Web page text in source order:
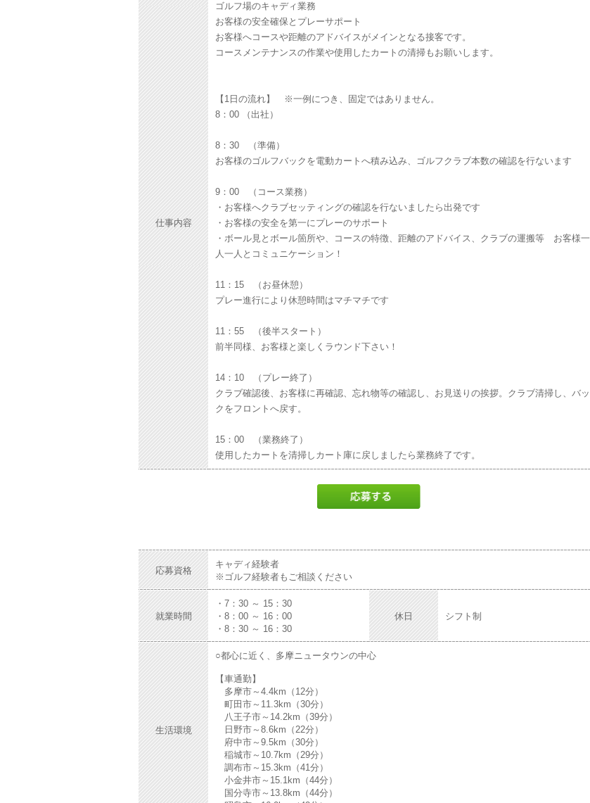
仕事内容
ゴルフ場のキャディ業務
お客様の安全確保とプレーサポート
お客様へコースや距離のアドバイスがメインとなる接客です。
コースメンテナンスの作業や使用したカートの清掃もお願いします。
【1日の流れ】 ※一例につき、固定ではありません。
8：00 （出社）
8：30 （準備）
お客様のゴルフバックを電動カートへ積み込み、ゴルフクラブ本数の確認を行ないます
9：00 （コース業務）
・お客様へクラブセッティングの確認を行ないましたら出発です
・お客様の安全を第一にプレーのサポート
・ボール見とボール箇所や、コースの特徴、距離のアドバイス、クラブの運搬等 お客様一
人一人とコミュニケーション！
11：15 （お昼休憩）
プレー進行により休憩時間はマチマチです
11：55 （後半スタート）
前半同様、お客様と楽しくラウンド下さい！
14：10 （プレー終了）
クラブ確認後、お客様に再確認、忘れ物等の確認し、お見送りの挨拶。クラブ清掃し、バッ
クをフロントへ戻す。
15：00 （業務終了）
使用したカートを清掃しカート庫に戻しましたら業務終了です。
応募資格
キャディ経験者
※ゴルフ経験者もご相談ください
就業時間
・7：30 ～ 15：30
・8：00 ～ 16：00
・8：30 ～ 16：30
休日 シフト制
生活環境
○都心に近く、多摩ニュータウンの中心
【車通勤】
多摩市～4.4km（12分）
町田市～11.3km（30分）
八王子市～14.2km（39分）
日野市～8.6km（22分）
府中市～9.5km（30分）
稲城市～10.7km（29分）
調布市～15.3km（41分）
小金井市～15.1km（44分）
国分寺市～13.8km（44分）